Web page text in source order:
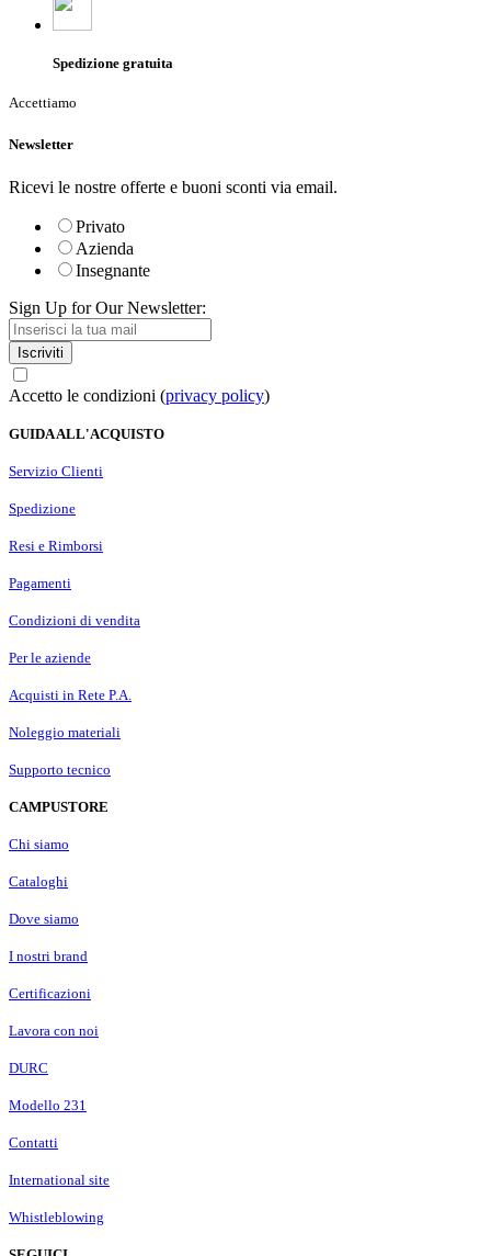
Spedizione gratuita
Accettiamo
Newsletter
Ricevi le nostre offerte e buoni sconti via email.
Privato
Azienda
Insegnante
Sign Up for Our Newsletter:
Iscriviti
Accetto le condizioni (privacy policy)
GUIDA ALL'ACQUISTO
Servizio Clienti
Spedizione
Resi e Rimborsi
Pagamenti
Condizioni di vendita
Per le aziende
Acquisti in Rete P.A.
Noleggio materiali
Supporto tecnico
CAMPUSTORE
Chi siamo
Cataloghi
Dove siamo
I nostri brand
Certificazioni
Lavora con noi
DURC
Modello 231
Contatti
International site
Whistleblowing